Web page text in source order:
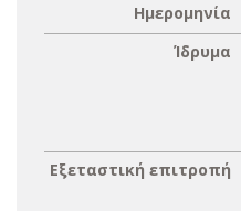
Ημερομηνία
Ίδρυμα
Εξεταστική επιτροπή